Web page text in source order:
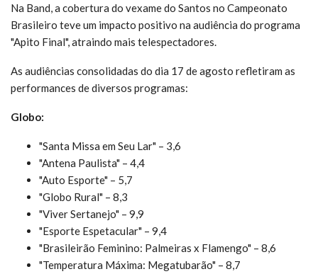
Na Band, a cobertura do vexame do Santos no Campeonato
Brasileiro teve um impacto positivo na audiência do programa
"Apito Final", atraindo mais telespectadores.
As audiências consolidadas do dia 17 de agosto refletiram as
performances de diversos programas:
Globo:
"Santa Missa em Seu Lar" – 3,6
"Antena Paulista" – 4,4
"Auto Esporte" – 5,7
"Globo Rural" – 8,3
"Viver Sertanejo" – 9,9
"Esporte Espetacular" – 9,4
"Brasileirão Feminino: Palmeiras x Flamengo" – 8,6
"Temperatura Máxima: Megatubarão" – 8,7